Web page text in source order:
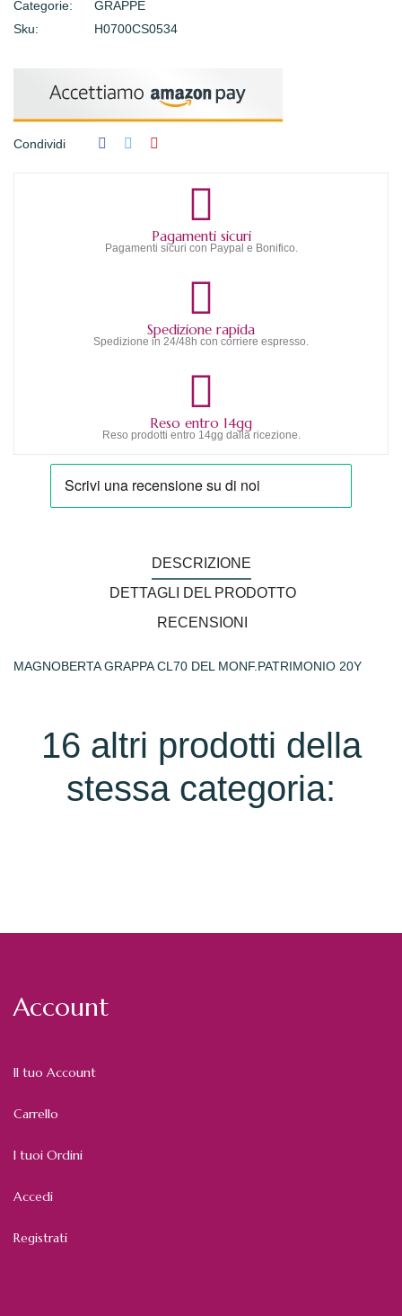
Categorie:
GRAPPE
Sku:
H0700CS0534
Condividi
Pagamenti sicuri
Pagamenti sicuri con Paypal e Bonifico.
Spedizione rapida
Spedizione in 24/48h con corriere espresso.
Reso entro 14gg
Reso prodotti entro 14gg dalla ricezione.
DESCRIZIONE
DETTAGLI DEL PRODOTTO
RECENSIONI
MAGNOBERTA GRAPPA CL70 DEL MONF.PATRIMONIO 20Y
16 altri prodotti della
stessa categoria:
Account
Il tuo Account
Carrello
I tuoi Ordini
Accedi
Registrati